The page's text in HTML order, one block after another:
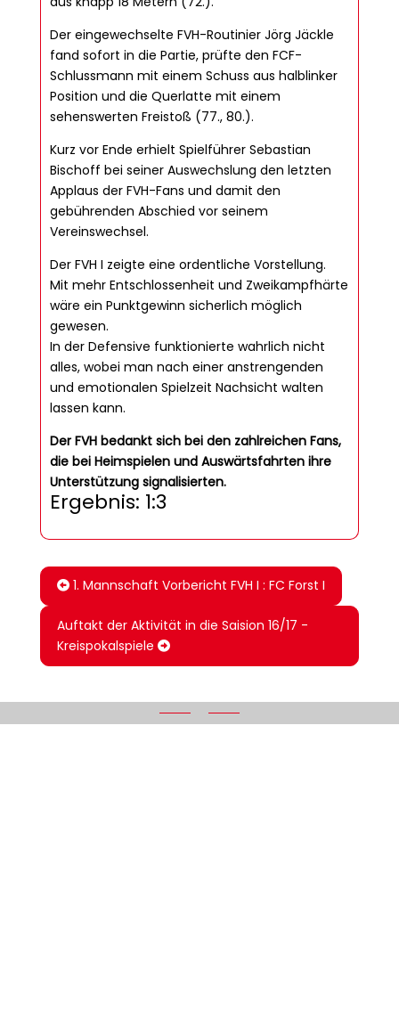
Der eingewechselte FVH-Routinier Jörg Jäckle
fand sofort in die Partie, prüfte den FCF-
Schlussmann mit einem Schuss aus halblinker
Position und die Querlatte mit einem
sehenswerten Freistoß (77., 80.).
Kurz vor Ende erhielt Spielführer Sebastian
Bischoff bei seiner Auswechslung den letzten
Applaus der FVH-Fans und damit den
gebührenden Abschied vor seinem
Vereinswechsel.
Der FVH I zeigte eine ordentliche Vorstellung.
Mit mehr Entschlossenheit und Zweikampfhärte
wäre ein Punktgewinn sicherlich möglich
gewesen.
In der Defensive funktionierte wahrlich nicht
alles, wobei man nach einer anstrengenden
und emotionalen Spielzeit Nachsicht walten
lassen kann.
Der FVH bedankt sich bei den zahlreichen Fans,
die bei Heimspielen und Auswärtsfahrten ihre
Unterstützung signalisierten.
Ergebnis: 1:3
1. Mannschaft Vorbericht FVH I : FC Forst I
Auftakt der Aktivität in die Saision 16/17 -
Kreispokalspiele